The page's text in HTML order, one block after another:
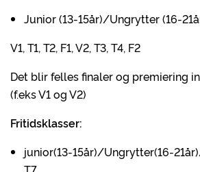
Junior (13-15år)/Ungrytter (16-
V1, T1, T2, F1, V2, T3, T4, F2
Det blir felles finaler og premiering
(f.eks V1 og V2)
Fritidsklasser:
junior(13-15år)/Ungrytter(16-